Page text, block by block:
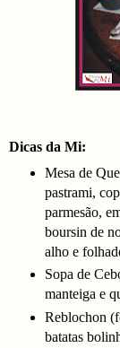
Dicas da Mi:
Mesa de
pastrami,
parmesão,
boursin de
alho e
Sopa de
manteiga e
Reblochon
batatas